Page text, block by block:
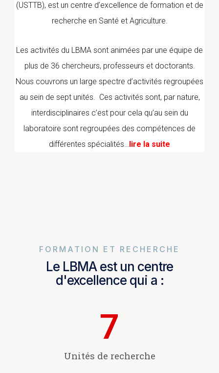
(USTTB), est un centre d’excellence de formation et de
recherche en Santé et Agriculture.
Les activités du LBMA sont animées par une équipe de
plus de 36 chercheurs, professeurs et doctorants.
Nous couvrons un large spectre d’activités regroupées
au sein de sept unités. Ces activités sont, par nature,
interdisciplinaires c’est pour cela qu’au sein du
laboratoire sont regroupées des compétences de
différentes spécialités… lire la suite
FORMATION ET RECHERCHE
Le LBMA est un centre
d'excellence qui a :
7
Unités de recherche